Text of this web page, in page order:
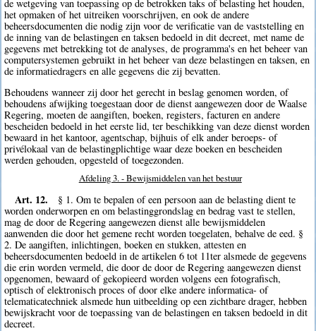
de wetgeving van toepassing op de betrokken taks of belasting het houden,
het opmaken of het uitreiken voorschrijven, en ook de andere
beheersdocumenten die nodig zijn voor de verificatie van de vaststelling en
de inning van de belastingen en taksen bedoeld in dit decreet, met name de
gegevens met betrekking tot de analyses, de programma's en het beheer van
computersystemen gebruikt in het beheer van deze belastingen en taksen, en
de informatiedragers en alle gegevens die zij bevatten.
Behoudens wanneer zij door het gerecht in beslag genomen worden, of
behoudens afwijking toegestaan door de dienst aangewezen door de Waalse
Regering, moeten de aangiften, boeken, registers, facturen en andere
bescheiden bedoeld in het eerste lid, ter beschikking van deze dienst worden
bewaard in het kantoor, agentschap, bijhuis of elk ander beroeps- of
privélokaal van de belastingplichtige waar deze boeken en bescheiden
werden gehouden, opgesteld of toegezonden.
Afdeling 3. - Bewijsmiddelen van het bestuur
Art. 12.
§ 1. Om te bepalen of een persoon aan de belasting dient te
worden onderworpen en om belastinggrondslag en bedrag vast te stellen,
mag de door de Regering aangewezen dienst alle bewijsmiddelen
aanwenden die door het gemene recht worden toegelaten, behalve de eed. §
2. De aangiften, inlichtingen, boeken en stukken, attesten en
beheersdocumenten bedoeld in de artikelen 6 tot 11ter alsmede de gegevens
die erin worden vermeld, die door de door de Regering aangewezen dienst
opgenomen, bewaard of gekopieerd worden volgens een fotografisch,
optisch of elektronisch proces of door elke andere informatica- of
telematicatechniek alsmede hun uitbeelding op een zichtbare drager, hebben
bewijskracht voor de toepassing van de belastingen en taksen bedoeld in dit
decreet.